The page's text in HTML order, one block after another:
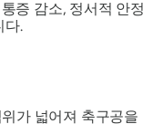
증 감소, 정서적 안정
다.
가 넓어져 축구공을